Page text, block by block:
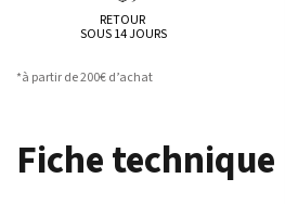
RETOUR
SOUS 14 JOURS
*à partir de 200€ d’achat
Fiche technique